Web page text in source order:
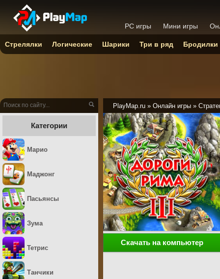
PlayMap.ru » Онлайн игры »
Скачать на компьютер
Категории
Марио
Маджонг
Пасьянсы
Зума
Тетрис
Танчики
PC игры Мини игры
Стрелялки Логические Шарики Три в ряд Бродилки